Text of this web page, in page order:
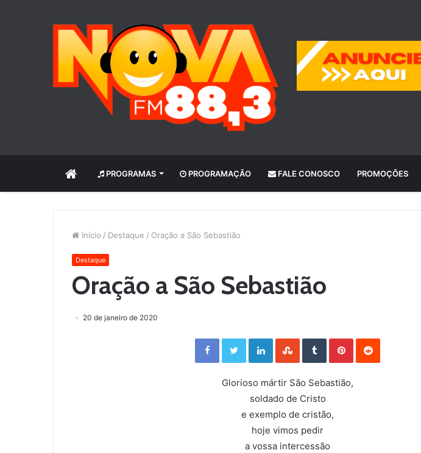
INÍCIO PROGRAMAS PROGRAMAÇÃO FALE CONOSCO PROMOÇÕES
Início / Destaque / Oração a São Sebastião
Destaque
Oração a São Sebastião
20 de janeiro de 2020
Facebook Twitter LinkedIn StumbleUpon Tumblr Pinterest
Glorioso mártir São Sebastião,
soldado de Cristo
e exemplo de cristão,
hoje vimos pedir
a vossa intercessão